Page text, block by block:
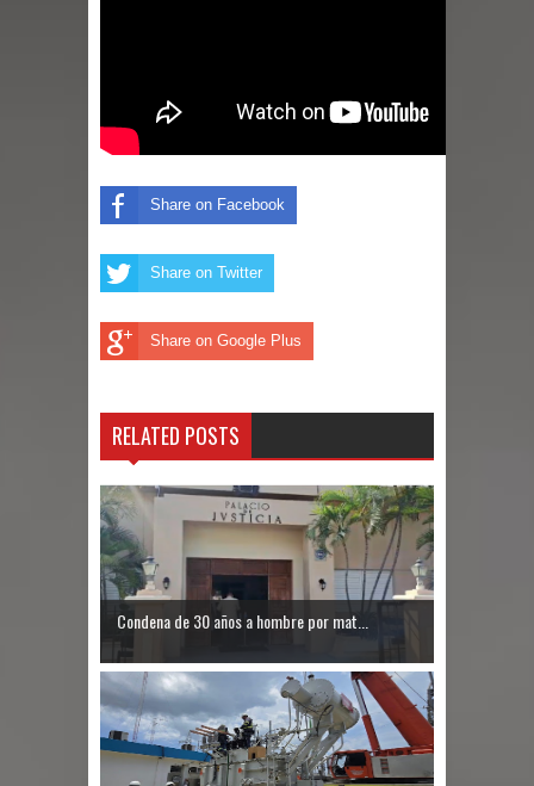
Share on Facebook
Share on Twitter
Share on Google Plus
RELATED POSTS
Condena de 30 años a hombre por mat...